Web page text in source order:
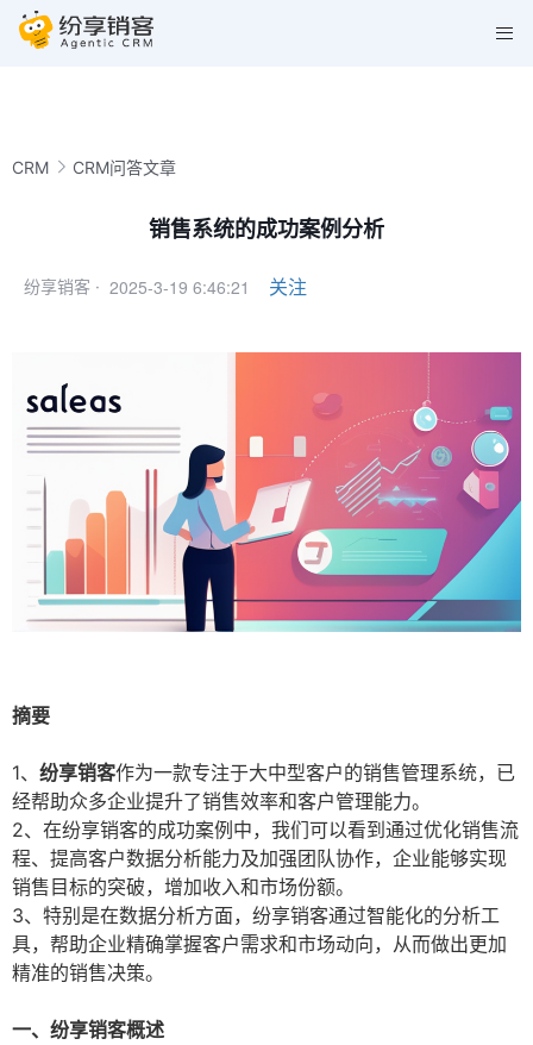
CRM CRM问答文章
销售系统的成功案例分析
纷享销客 · 2025-3-19 6:46:21 关注
摘要
1、 纷享销客作为一款专注于大中型客户的销售管理系统，已
经帮助众多企业提升了销售效率和客户管理能力。
2、在纷享销客的成功案例中，我们可以看到通过优化销售流
程、提高客户数据分析能力及加强团队协作，企业能够实现
销售目标的突破，增加收入和市场份额。
3、特别是在数据分析方面，纷享销客通过智能化的分析工
具，帮助企业精确掌握客户需求和市场动向，从而做出更加
精准的销售决策。
一、纷享销客概述